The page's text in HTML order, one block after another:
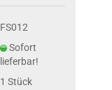
FS012
Sofort
lieferbar!
1 Stück